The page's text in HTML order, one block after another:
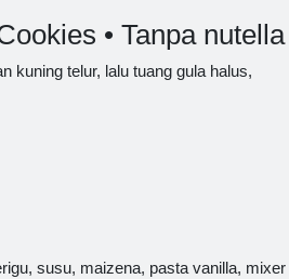
• Tanpa nutella
kuning telur, lalu tuang gula halus,
susu, maizena, pasta vanilla, mixer